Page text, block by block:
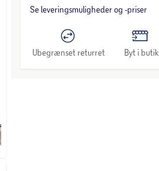
Se leveringsmuligheder og -priser
Ubegrænset returret Byt i butik